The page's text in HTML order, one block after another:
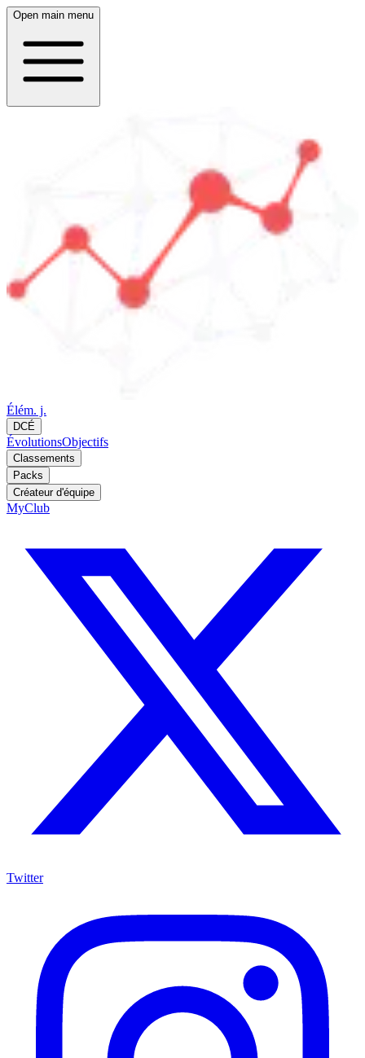
Open main menu
Élém. j.
DCÉ
ÉvolutionsObjectifs
Classements
Packs
Créateur d'équipe
MyClub
Twitter